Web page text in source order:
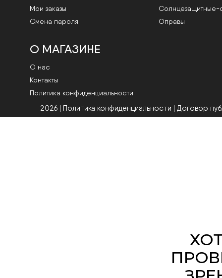
Мои заказы
Смена пароля
Cолнцезащитные-
Оправы
О МАГАЗИНЕ
О нас
Контакты
Политика конфиденциальности
2026 | Политика конфиденциальности | Договор